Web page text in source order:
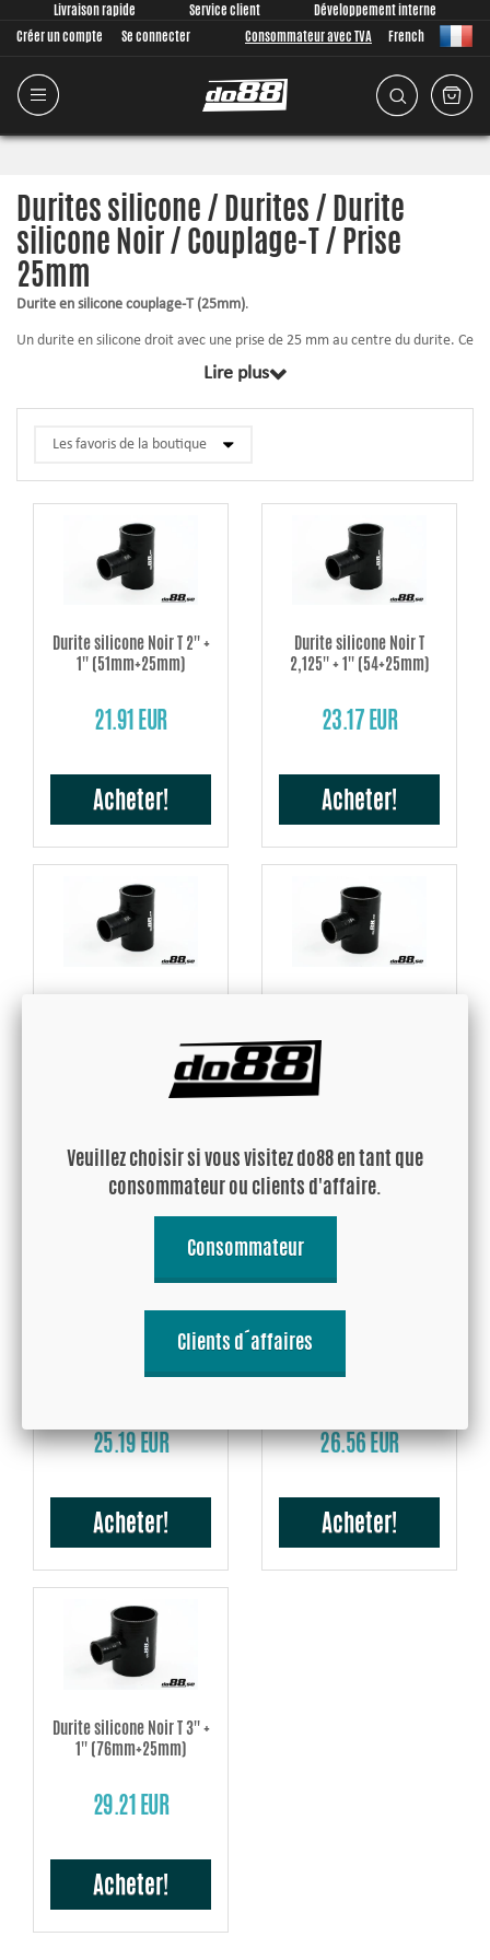
Livraison rapide Service client
Développement interne
Créer un compte
Se connecter Consommateur avec TVA French
Durites silicone / Durites / Durite
silicone Noir / Couplage-T / Prise
25mm
Durite en silicone couplage-T (25mm).
Un durite en silicone droit avec une prise de 25 mm au centre du durite. Ce
type de durite est généralement utilisé pour le montage de la dump valve
á décharge sur le tube de pression de la voiture.
l'épaisseur de la paroi, etc., cliquez sur le produit correspondant ci-
Lire plus
Durite silicone Noir T 2'' +
1'' (51mm+25mm)
21.91 EUR
Acheter!
Durite silicone Noir T
2,125'' + 1'' (54+25mm)
23.17 EUR
Acheter!
Acheter!
24.55 EUR
Acheter!
25.19 EUR
Acheter!
26.56 EUR
Acheter!
Durite silicone Noir T 3'' +
1'' (76mm+25mm)
29.21 EUR
Acheter!
Veuillez choisir si vous visitez do88 en tant que
consommateur ou clients d'affaire.
Consommateur
Clients d´affaires